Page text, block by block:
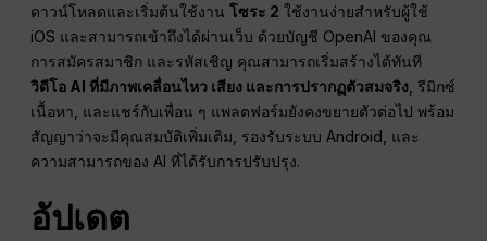
ดาวน์โหลดและเริ่มต้นใช้งานโซระ 2 ใช้งานง่ายสำหรับผู้ใช้
iOS และสามารถเข้าถึงได้ผ่านเว็บ ด้วยบัญชี OpenAI ของคุณ
การสมัครสมาชิก และรหัสเชิญ คุณสามารถเริ่มสร้างได้ทันที
วิดีโอ AI ที่มีภาพเคลื่อนไหว เสียง และการปรากฏตัวสมจริง , รีมิกซ์
เนื้อหา, และแชร์กับเพื่อน ๆ แพลตฟอร์มยังคงขยายตัวต่อไป พร้อม
สัญญาว่าจะมีคุณสมบัติเพิ่มเติม, รองรับระบบ Android, และ
ความสามารถของ AI ที่ได้รับการปรับปรุง.
อัปเดต